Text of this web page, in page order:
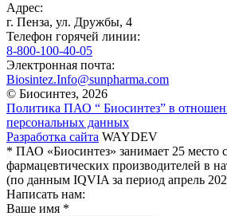
Адрес:
г. Пенза, ул. Дружбы, 4
Телефон горячей линии:
8-800-100-40-05
Электронная почта:
Biosintez.Info@sunpharma.com
© Биосинтез, 2026
Политика ПАО “ Биосинтез” в
персональных данных
Разработка сайта WAYDEV
* ПАО «Биосинтез» занимает 25 место
фармацевтических производителей в
(по данным IQVIA за период апрель
Написать нам:
Ваше имя *